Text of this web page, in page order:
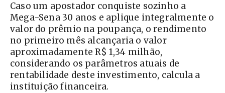
Caso um apostador conquiste sozinho a
Mega-Sena 30 anos e aplique integralmente o
valor do prêmio na poupança, o rendimento
no primeiro mês alcançaria o valor
aproximadamente R$ 1,34 milhão,
considerando os parâmetros atuais de
rentabilidade deste investimento, calcula a
instituição financeira.